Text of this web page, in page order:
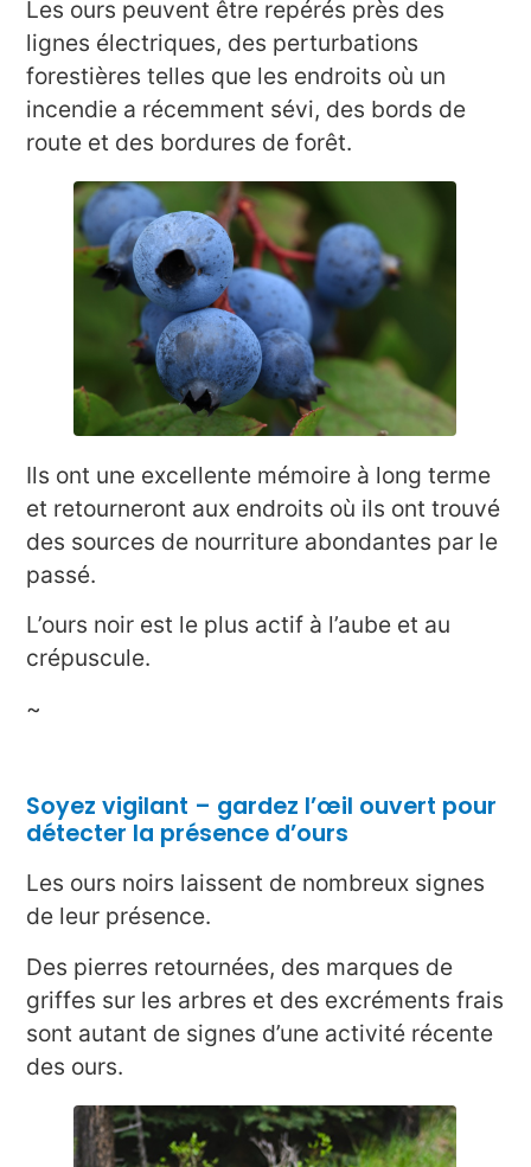
Les ours peuvent être repérés près des
lignes électriques, des perturbations
forestières telles que les endroits où un
incendie a récemment sévi, des bords de
route et des bordures de forêt.
Ils ont une excellente mémoire à long terme
et retourneront aux endroits où ils ont trouvé
des sources de nourriture abondantes par le
passé.
L’ours noir est le plus actif à l’aube et au
crépuscule.
~
Soyez vigilant – gardez l’œil ouvert pour
détecter la présence d’ours
Les ours noirs laissent de nombreux signes
de leur présence.
Des pierres retournées, des marques de
griffes sur les arbres et des excréments frais
sont autant de signes d’une activité récente
des ours.